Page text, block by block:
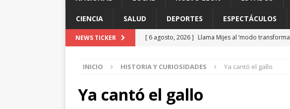
CIENCIA SALUD DEPORTES ESPECTÁCULOS
NEWS TICKER [ 6 agosto, 2026 ] Llama Mijes al ‘modo
[ 6 agosto, 2026 ] Ya cantó el gallo
HISTORIA Y
[ 6 agosto, 2026 ]
energía limpia en Tamaulipas
INICIO HISTORIA Y CURIOSIDADES Ya cantó el gallo
Ya cantó el gallo